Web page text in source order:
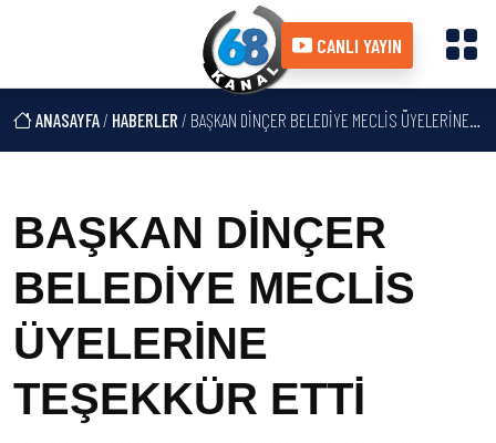
CANLI YAYIN
ANASAYFA/ HABERLER / BAŞKAN DİNÇER BELEDİYE MECLİS ÜYELERİNE TEŞEKKÜR ETTİ
BAŞKAN DİNÇER
BELEDİYE MECLİS
ÜYELERİNE
TEŞEKKÜR ETTİ